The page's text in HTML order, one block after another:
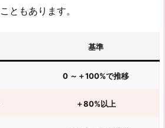
ともあります。
基準
0 ～＋100%で推移
＋80%以上